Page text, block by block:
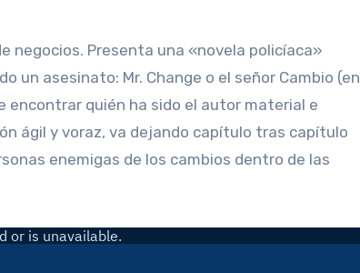
un asesinato: Mr. Change o el señor Cambio (en
encontrar quién ha sido el autor material e
ágil y voraz, va dejando capítulo tras capítulo
enemigas de los cambios dentro de las